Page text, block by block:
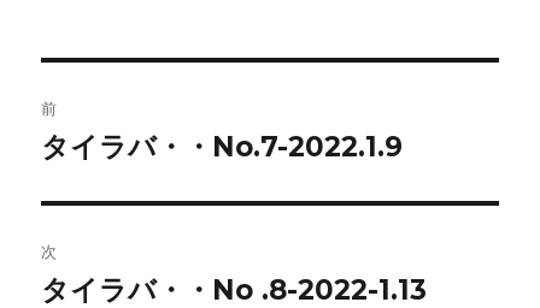
稿
ビ
ゲ
前
前
投
稿:
タイラバ・・No.7-2022.1.9
次
次
タイラバ・・No .8-2022-1.13